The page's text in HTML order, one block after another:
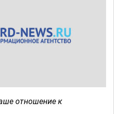
отношение к